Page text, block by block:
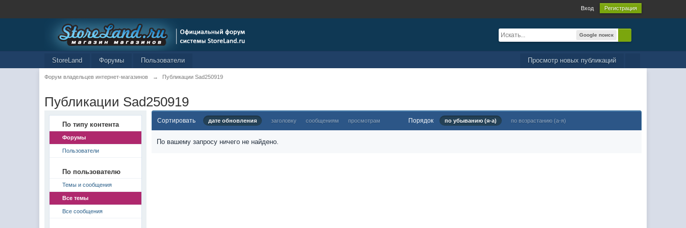
Вход Регистрация
Google поиск
Просмотр новых публикаций
StoreLand Форумы Пользователи
Форум владельцев интернет-магазинов → Публикации Sad250919
Публикации Sad250919
По типу контента
Форумы
Пользователи
По пользователю
Темы и сообщения
Все темы
Все сообщения
Сортировать дате обновления заголовку сообщениям просмотрам Порядок по убыванию (я-а) по возрастанию (а-я)
По вашему запросу ничего не найдено.